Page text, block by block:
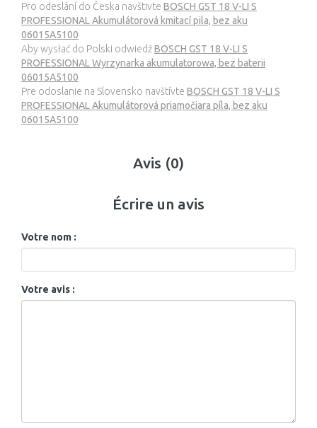
Pro odeslání do Česka navštivte BOSCH GST 18 V-LI S
PROFESSIONAL Akumulátorová kmitací pila, bez aku
06015A5100
Aby wysłać do Polski odwiedźBOSCH GST 18 V-LI S
PROFESSIONAL Wyrzynarka akumulatorowa, bez baterii
06015A5100
Pre odoslanie na Slovensko navštívte BOSCH GST 18 V-LI S
PROFESSIONAL Akumulátorová priamočiara píla, bez aku
06015A5100
Avis (0)
Écrire un avis
Votre nom :
Votre avis :